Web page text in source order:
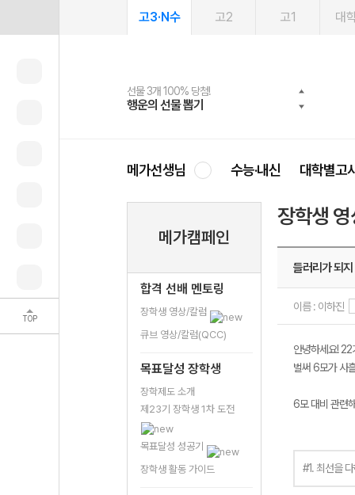
TOP
고3·N수 고2 고1 대
선물 3개 100% 당첨!
행운의 선물 뽑기
선물 100% 증정!
메가스터디 X 올리브
2027 러셀 단과
강사 공개선발
스마트러닝앱
설문 EVENT
메가패스
3일 무료 체험권
메가패스 수강생 무료혜택!
메가클럽 멤버십
사회공헌 캠페인
희망이룸 메가나눔
메가선생님 수능·내신 대학별고
메가캠페인
합격 선배 멘토링
장학생 영상/칼럼
큐브 영상/칼럼(QCC)
목표달성 장학생
장학제도 소개
제23기 장학생 1차 도전
목표달성 성공기
장학생 활동 가이드
장학생
들러리가 되
이름 : 이하진
안녕하세요! 22
벌써 6모가 사
6모 대비 관련
#1. 최선을